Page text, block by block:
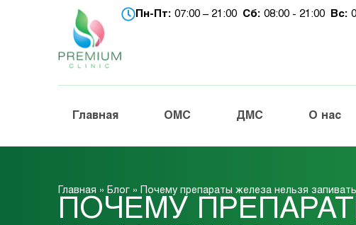
Пн-Пт: 07:00 – 21:00 Сб: 08:00 - 21:00 Вc:
Главная ОМС ДМС О нас
Главная » Блог » Почему препараты железа нельзя
ПОЧЕМУ